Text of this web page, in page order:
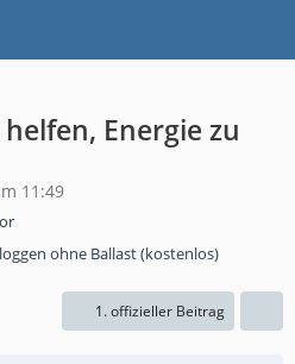
Energie zu
11:49
ohne Ballast (kostenlos)
1. offizieller Beitrag